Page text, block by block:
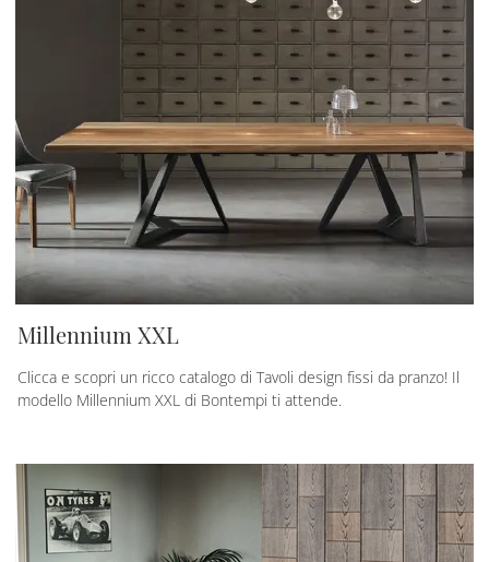
Millennium XXL
Clicca e scopri un ricco catalogo di Tavoli design fissi da pranzo! Il
modello Millennium XXL di Bontempi ti attende.